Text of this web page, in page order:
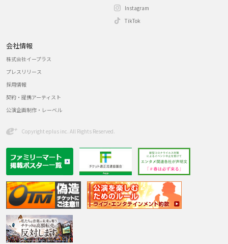
Instagram
TikTok
会社情報
株式会社イープラス
プレスリリース
採用情報
契約・提携アーティスト
公演企画制作・レーベル
Copyright eplus inc. All Rights Reserved.